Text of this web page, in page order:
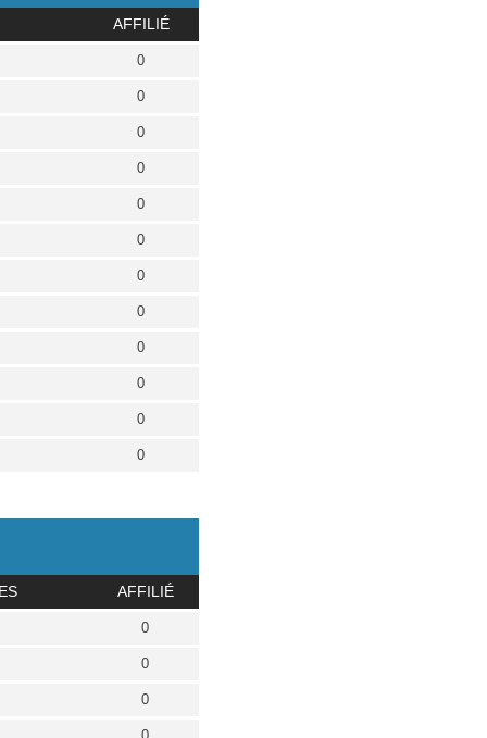
AFFILIÉ
0
0
0
0
0
0
0
0
0
0
0
0
AFFILIÉ
0
0
0